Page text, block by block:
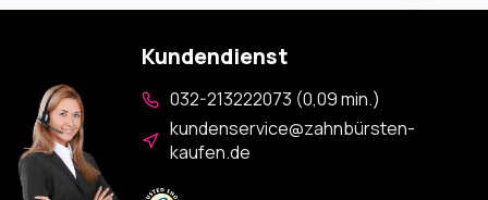
Kundendienst
032-213222073 (0,09 min.)
kundenservice@zahnbürsten-
kaufen.de